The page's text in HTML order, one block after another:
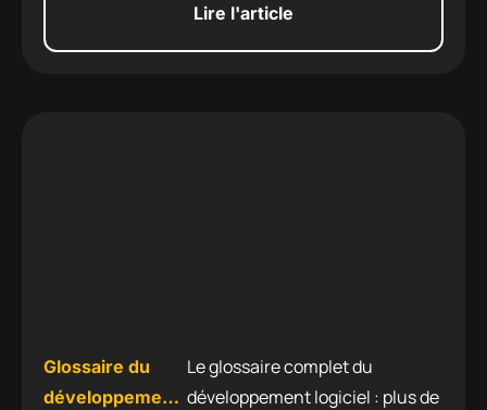
Lire l'article
Glossaire du
développement
Le glossaire complet du
développement logiciel : plus de